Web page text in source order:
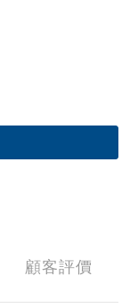
顧客評價